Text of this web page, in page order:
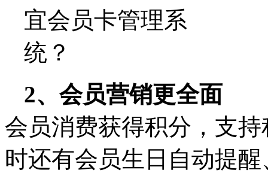
2、会员营销更全面
会员消费获得积分，支
时还有会员生日自动提